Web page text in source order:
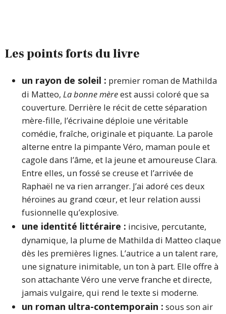
Les points forts du livre
un rayon de soleil : premier roman de Mathilda
di Matteo, La bonne mèreest aussi coloré que sa
couverture. Derrière le récit de cette séparation
mère-fille, l’écrivaine déploie une véritable
comédie, fraîche, originale et piquante. La parole
alterne entre la pimpante Véro, maman poule et
cagole dans l’âme, et la jeune et amoureuse Clara.
Entre elles, un fossé se creuse et l’arrivée de
Raphaël ne va rien arranger. J’ai adoré ces deux
héroïnes au grand cœur, et leur relation aussi
fusionnelle qu’explosive.
une identité littéraire : incisive, percutante,
dynamique, la plume de Mathilda di Matteo claque
dès les premières lignes. L’autrice a un talent rare,
une signature inimitable, un ton à part. Elle offre à
son attachante Véro une verve franche et directe,
jamais vulgaire, qui rend le texte si moderne.
un roman ultra-contemporain : sous son air